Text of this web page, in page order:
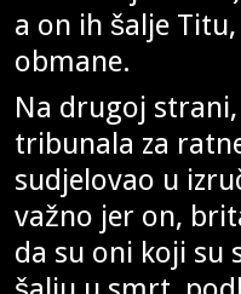
a on ih šalje
obmane.
Na drugoj
tribunala za
sudjelovao u
važno jer on,
da su oni koji su